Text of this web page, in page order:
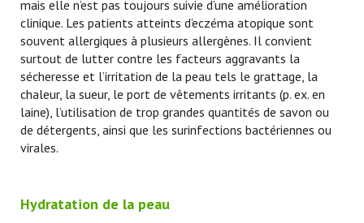
mais elle n’est pas toujours suivie d’une amélioration
clinique. Les patients atteints d’eczéma atopique sont
souvent allergiques à plusieurs allergènes. Il convient
surtout de lutter contre les facteurs aggravants la
sécheresse et l’irritation de la peau tels le grattage, la
chaleur, la sueur, le port de vêtements irritants (p. ex. en
laine), l’utilisation de trop grandes quantités de savon ou
de détergents, ainsi que les surinfections bactériennes ou
virales.
Hydratation de la peau